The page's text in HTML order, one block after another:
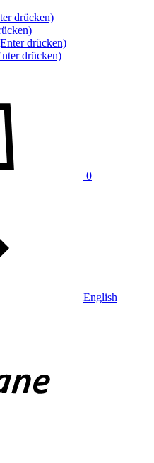
drücken)
drücken)
drücken)
0
English